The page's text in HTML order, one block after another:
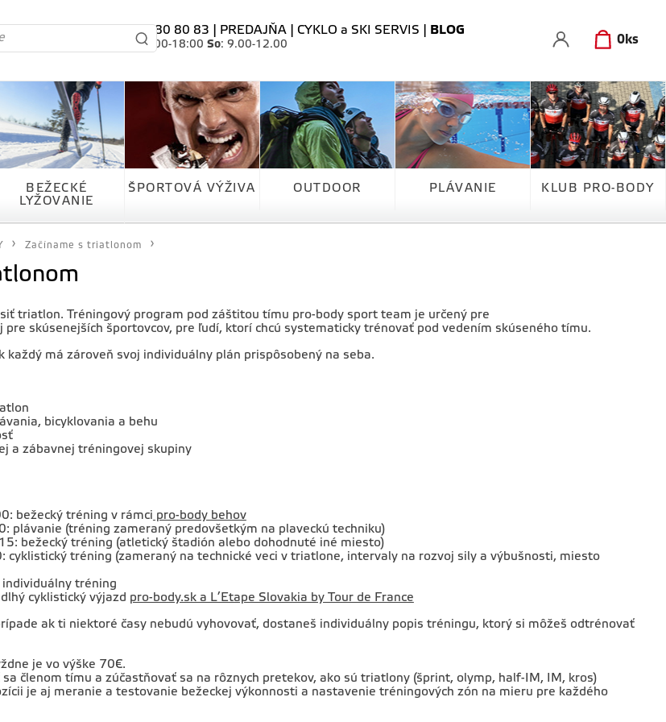
0 ks
tel. 0905 80 80 83 | PREDAJŇA CYKLO a SKI SERVIS BLOG
: 10.00-18:00 So: 9.00-12.00
BEŽECKÉ
LYŽOVANIE
ŠPORTOVÁ VÝŽIVA OUTDOOR PLÁVANIE KLUB PRO-BODY
Začíname s triatlonom
triatlon. Tréningový program pod záštitou tímu pro-body sport team je určený pre
pre skúsenejších športovcov, pre ľudí, ktorí chcú systematicky trénovať pod vedením skúseného tímu.
každý má zároveň svoj individuálny plán prispôsobený na seba.
bicyklovania a behu
a zábavnej tréningovej skupiny
bežecký tréning v rámci pro-body behov
plávanie (tréning zameraný predovšetkým na plaveckú techniku)
bežecký tréning (atletický štadión alebo dohodnuté iné miesto)
cyklistický tréning (zameraný na technické veci v triatlone, intervaly na rozvoj sily a výbušnosti, miesto
individuálny tréning
cyklistický výjazd pro-body.sk a L’Etape Slovakia by Tour de France
ak ti niektoré časy nebudú vyhovovať, dostaneš individuálny popis tréningu, ktorý si môžeš odtrénovať
je vo výške 70€.
členom tímu a zúčastňovať sa na rôznych pretekov, ako sú triatlony (šprint, olymp, half-IM, IM, kros)
je aj meranie a testovanie bežeckej výkonnosti a nastavenie tréningových zón na mieru pre každého